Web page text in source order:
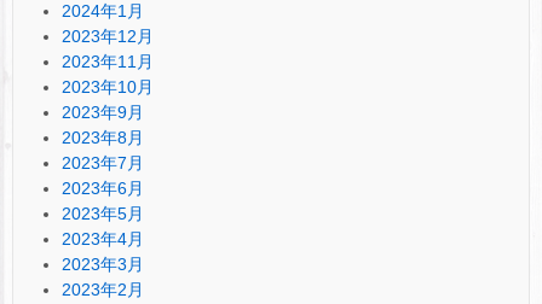
2024年1月
2023年12月
2023年11月
2023年10月
2023年9月
2023年8月
2023年7月
2023年6月
2023年5月
2023年4月
2023年3月
2023年2月